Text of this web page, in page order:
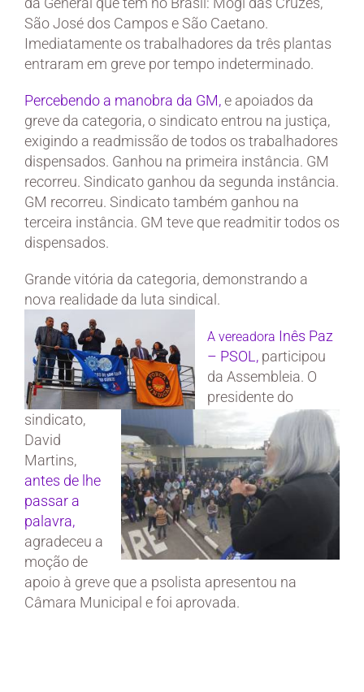
São José dos Campos e São Caetano.
Imediatamente os trabalhadores da três plantas
entraram em greve por tempo indeterminado.
Percebendo a manobra da GM,e apoiados da
greve da categoria, o sindicato entrou na justiça,
exigindo a readmissão de todos os trabalhadores
dispensados. Ganhou na primeira instância. GM
recorreu. Sindicato ganhou da segunda instância.
GM recorreu. Sindicato também ganhou na
terceira instância. GM teve que readmitir todos os
dispensados.
Grande vitória da categoria, demonstrando a
nova realidade da luta sindical.
A vereadora Inês Paz
– PSOL, participou
da Assembleia. O
presidente do
sindicato,
David
Martins,
antes de lhe
passar a
palavra,
agradeceu a
moção de
apoio à greve que a psolista apresentou na
Câmara Municipal e foi aprovada.